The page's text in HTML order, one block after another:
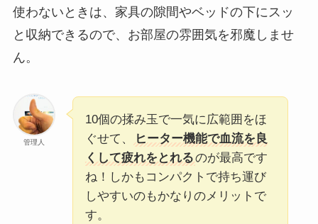
使わないときは、家具の隙間やベッドの下にスッ
と収納できるので、お部屋の雰囲気を邪魔しませ
ん。
管理人
10個の揉み玉で一気に広範囲をほ
ぐせて、
ヒーター機能で血流を良
くして疲れをとれるのが最高です
ね！しかもコンパクトで持ち運び
しやすいのもかなりのメリットで
す。